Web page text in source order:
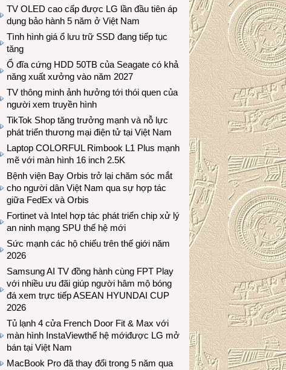
TV OLED cao cấp được LG lần đầu tiên áp
dụng bảo hành 5 năm ở Việt Nam
Tình hình giá ổ lưu trữ SSD đang tiếp tục
tăng
Ổ đĩa cứng HDD 50TB của Seagate có khả
năng xuất xưởng vào năm 2027
TV thông minh ảnh hưởng tới thói quen của
người xem truyền hình
TikTok Shop tăng trưởng mạnh và nỗ lực
phát triển thương mại điện tử tại Việt Nam
Laptop COLORFUL Rimbook L1 Plus mạnh
mẽ với màn hình 16 inch 2.5K
Bệnh viện Bay Orbis trở lại chăm sóc mắt
cho người dân Việt Nam qua sự hợp tác
giữa FedEx và Orbis
Fortinet và Intel hợp tác phát triển chip xử lý
an ninh mạng SPU thế hệ mới
Sức mạnh các hộ chiếu trên thế giới năm
2026
Samsung AI TV đồng hành cùng FPT Play
với nhiều ưu đãi giúp người hâm mộ bóng
đá xem trực tiếp ASEAN HYUNDAI CUP
2026
Tủ lạnh 4 cửa French Door Fit & Max với
màn hình InstaViewthế hệ mớiđược LG mở
bán tại Việt Nam
MacBook Pro đã thay đổi trong 5 năm qua